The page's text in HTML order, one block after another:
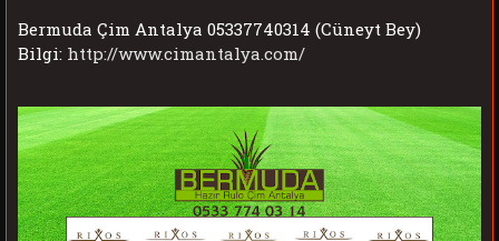
Bermuda Çim Antalya 05337740314 (Cüneyt Bey)
Bilgi: http://www.cimantalya.com/